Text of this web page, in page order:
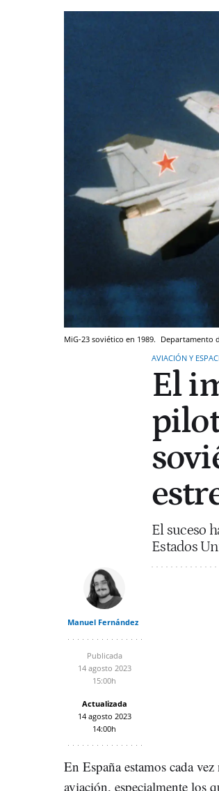
MiG-23 soviético en 1989. Departamento
AVIACIÓN Y
El
El suceso
Estados
Manuel Fernández
Publicada
14 agosto 2023
15:00h
Actualizada
14 agosto 2023
14:00h
En España estamos cada
aviación, especialmente los